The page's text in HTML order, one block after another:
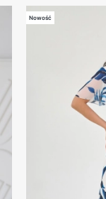
Nowość